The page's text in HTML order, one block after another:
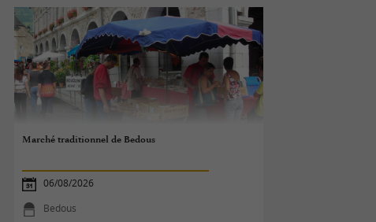
Marché traditionnel de Bedous
06/08/2026
Bedous